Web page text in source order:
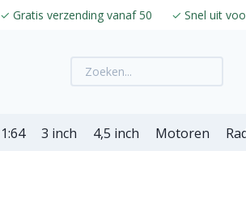
✓ Gratis verzending vanaf 50 ✓ Snel uit
1:64 3 inch 4,5 inch Motoren